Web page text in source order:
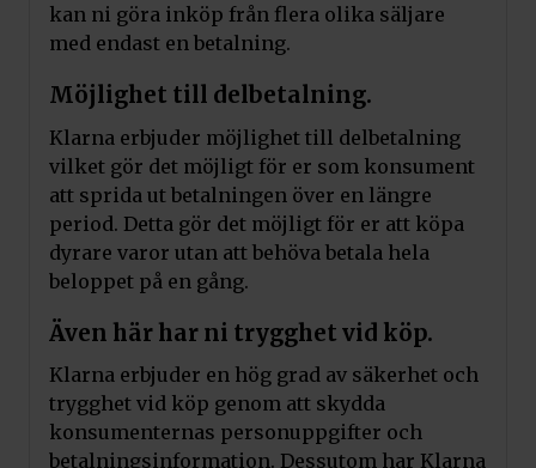
kan ni göra inköp från flera olika säljare
med endast en betalning.
Möjlighet till delbetalning.
Klarna erbjuder möjlighet till delbetalning
vilket gör det möjligt för er som konsument
att sprida ut betalningen över en längre
period. Detta gör det möjligt för er att köpa
dyrare varor utan att behöva betala hela
beloppet på en gång.
Även här har ni trygghet vid köp.
Klarna erbjuder en hög grad av säkerhet och
trygghet vid köp genom att skydda
konsumenternas personuppgifter och
betalningsinformation. Dessutom har Klarna